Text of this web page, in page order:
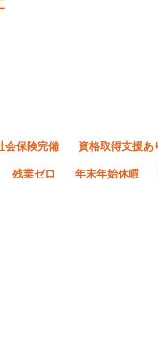
会保険完備 資格取得支援あ
残業ゼロ 年末年始休暇